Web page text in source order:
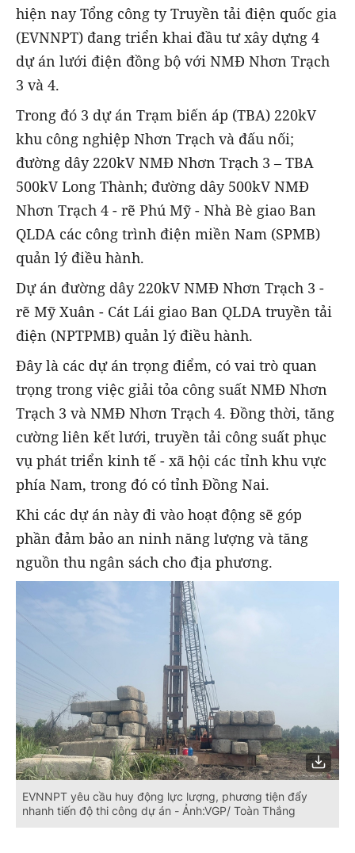
hiện nay Tổng công ty Truyền tải điện quốc gia
(EVNNPT) đang triển khai đầu tư xây dựng 4
dự án lưới điện đồng bộ với NMĐ Nhơn Trạch
3 và 4.
Trong đó 3 dự án Trạm biến áp (TBA) 220kV
khu công nghiệp Nhơn Trạch và đấu nối;
đường dây 220kV NMĐ Nhơn Trạch 3 – TBA
500kV Long Thành; đường dây 500kV NMĐ
Nhơn Trạch 4 - rẽ Phú Mỹ - Nhà Bè giao Ban
QLDA các công trình điện miền Nam (SPMB)
quản lý điều hành.
Dự án đường dây 220kV NMĐ Nhơn Trạch 3 -
rẽ Mỹ Xuân - Cát Lái giao Ban QLDA truyền tải
điện (NPTPMB) quản lý điều hành.
Đây là các dự án trọng điểm, có vai trò quan
trọng trong việc giải tỏa công suất NMĐ Nhơn
Trạch 3 và NMĐ Nhơn Trạch 4. Đồng thời, tăng
cường liên kết lưới, truyền tải công suất phục
vụ phát triển kinh tế - xã hội các tỉnh khu vực
phía Nam, trong đó có tỉnh Đồng Nai.
Khi các dự án này đi vào hoạt động sẽ góp
phần đảm bảo an ninh năng lượng và tăng
nguồn thu ngân sách cho địa phương.
EVNNPT yêu cầu huy động lực lượng, phương tiện đẩy
nhanh tiến độ thi công dự án - Ảnh:VGP/ Toàn Thắng